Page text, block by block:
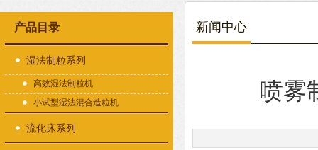
产品目录
湿法制粒系列
高效湿法制粒机
小试型湿法混合造粒机
流化床系列
新闻中心
喷雾